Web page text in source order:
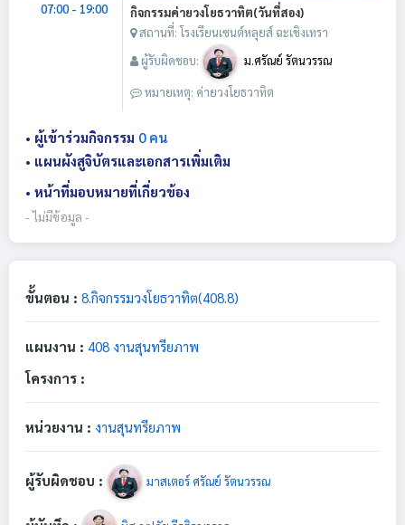
07:00 - 19:00
กิจกรรมค่ายวงโยธวาทิต(วันที่สอง)
สถานที่: โรงเรียนเซนต์หลุยส์ ฉะเชิงเทรา
ผู้รับผิดชอบ:
ม.ศรัณย์ รัตนวรรณ
หมายเหตุ: ค่ายวงโยธวาทิต
• ผู้เข้าร่วมกิจกรรม 0 คน
• แผนผังสูจิบัตรและเอกสารเพิ่มเติม
• หน้าที่มอบหมายที่เกี่ยวข้อง
- ไม่มีข้อมูล -
ขั้นตอน : 8.กิจกรรมวงโยธวาทิต(408.8)
แผนงาน : 408 งานสุนทรียภาพ
โครงการ :
หน่วยงาน : งานสุนทรียภาพ
ผู้รับผิดชอบ : มาสเตอร์ ศรัณย์ รัตนวรรณ